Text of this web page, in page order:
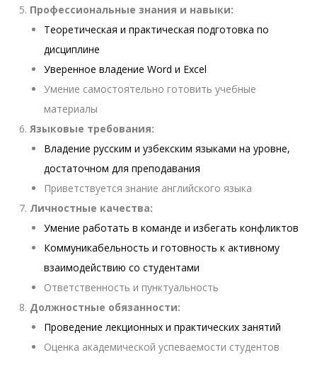
Профессиональные знания и навыки:
Теоретическая и практическая подготовка по
дисциплине
Уверенное владение Word и Excel
Умение самостоятельно готовить учебные
материалы
Языковые требования:
Владение русским и узбекским языками на уровне,
достаточном для преподавания
Приветствуется знание английского языка
Личностные качества:
Умение работать в команде и избегать конфликтов
Коммуникабельность и готовность к активному
взаимодействию со студентами
Ответственность и пунктуальность
Должностные обязанности:
Проведение лекционных и практических занятий
Оценка академической успеваемости студентов